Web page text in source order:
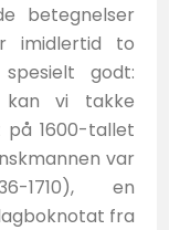
betegnelser
imidlertid to
godt:
kan vi takke
1600-tallet
var
1710), en
fra